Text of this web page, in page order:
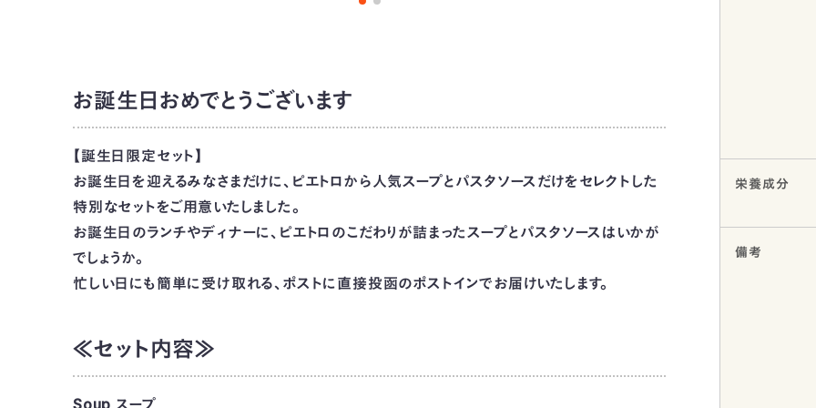
お誕生日おめでとうございます
【誕生日限定セット】
お誕生日を迎えるみなさまだけに、ピエトロから人気スープとパスタソースだけをセレクトした
特別なセットをご用意いたしました。
お誕生日のランチやディナーに、ピエトロのこだわりが詰まったスープとパスタソースはいかが
でしょうか。
忙しい日にも簡単に受け取れる、ポストに直接投函のポストインでお届けいたします。
≪セット内容≫
Soup スープ
栄養成分
備考